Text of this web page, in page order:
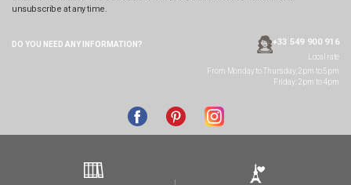
unsubscribe at any time.
DO YOU NEED ANY INFORMATION? +33 549 900 916
Local rate
From Monday to Thursday, 2pm to 5pm
Friday: 2pm to 4pm